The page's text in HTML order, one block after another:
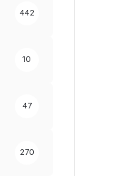
442
10
47
270